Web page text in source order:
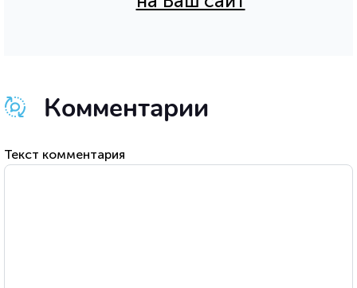
Комментарии
Текст комментария